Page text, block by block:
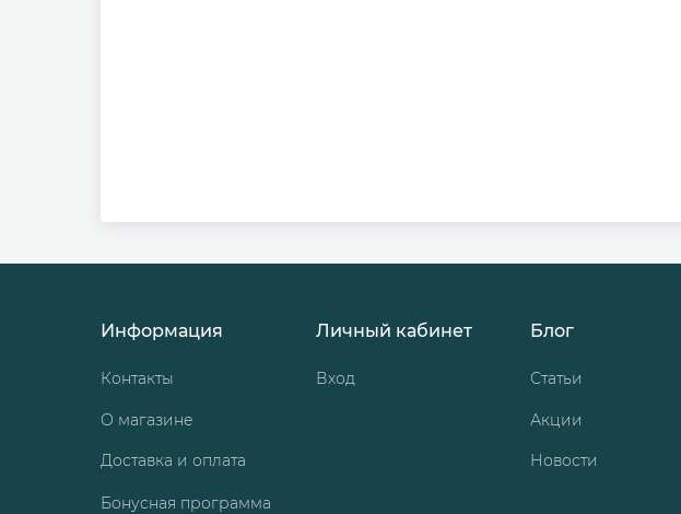
Информация
Контакты
О магазине
Доставка и оплата
Бонусная программа
Личный кабинет
Вход
Блог
Статьи
Акции
Новости